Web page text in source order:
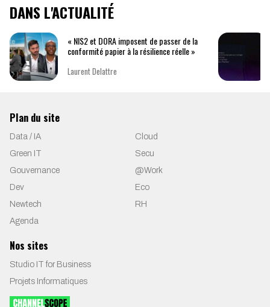
DANS L'ACTUALITÉ
« NIS2 et DORA imposent de passer de la
conformité papier à la résilience réelle »
Laurent Delattre
Plan du site
Data / IA
Cloud
Green IT
Secu
Gouvernance
@Work
Dev
Eco
Newtech
RH
Agenda
Nos sites
Studio IT for Business
Projets Informatiques